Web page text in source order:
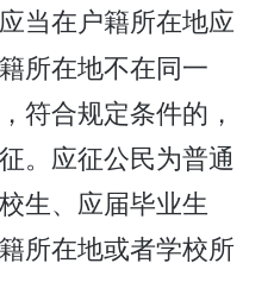
当在户籍所在地应
所在地不在同一
符合规定条件的，
。应征公民为普通
生、应届毕业生
所在地或者学校所